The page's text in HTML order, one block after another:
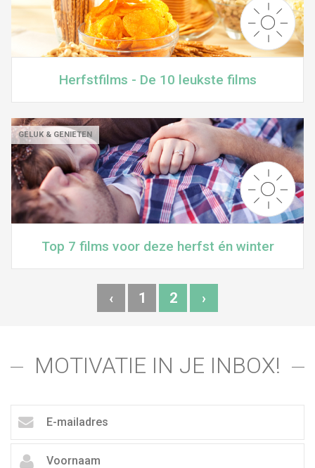
Herfstfilms - De 10 leukste films
GELUK & GENIETEN
Top 7 films voor deze herfst én winter
‹ 1 2 ›
MOTIVATIE IN JE INBOX!